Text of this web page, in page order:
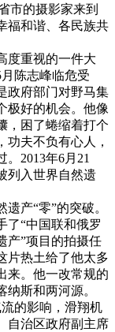
市的摄影家来到
福和谐、各民族共
度重视的一件大
陈志峰临危受
政府部门对野马集
极好的机会。他像
，困了蜷缩着打个
夫不负有心人，
2013年6月21
列入世界自然遗
产“零”的突破。
了“中国联和俄罗
产”项目的拍摄任
片热土给了他太多
来。他一改常规的
斯和两河源。
的影响，滑翔机
自治区政府副主席